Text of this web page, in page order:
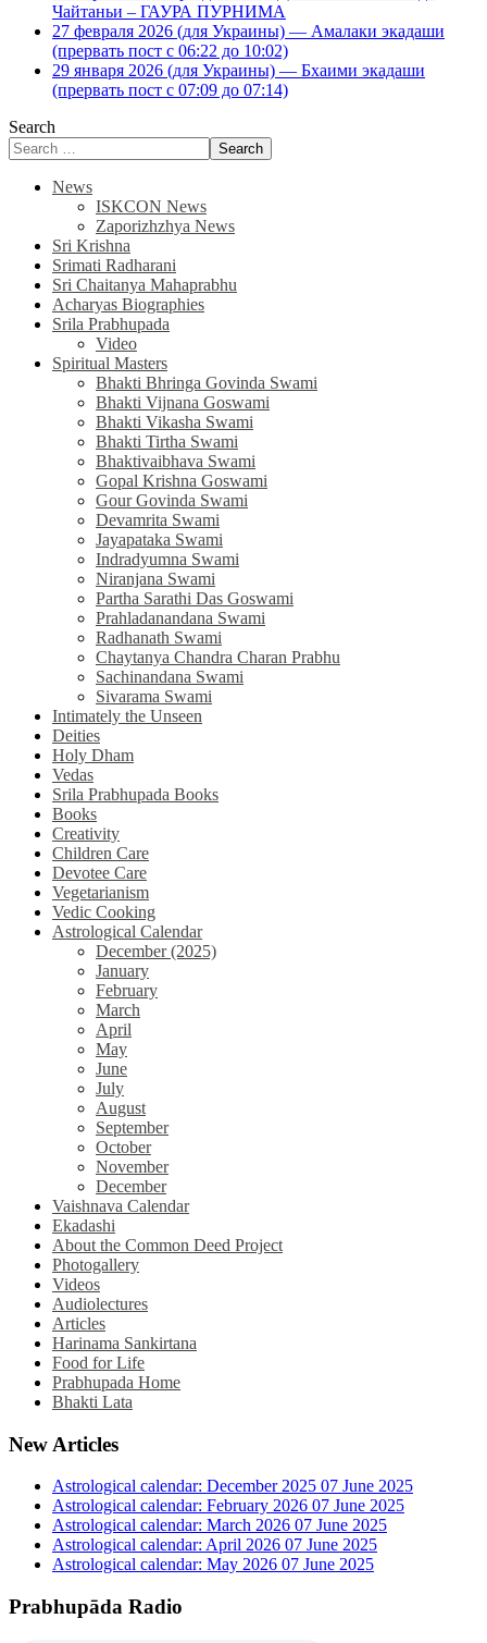
Чайтаньи – ГАУРА ПУРНИМА
27 февраля 2026 (для Украины) — Амалаки экадаши
(прервать пост с 06:22 до 10:02)
29 января 2026 (для Украины) — Бхаими экадаши
(прервать пост с 07:09 до 07:14)
Search
Search
News
ISKCON News
Zaporizhzhya News
Sri Krishna
Srimati Radharani
Sri Chaitanya Mahaprabhu
Acharyas Biographies
Srila Prabhupada
Video
Spiritual Masters
Bhakti Bhringa Govinda Swami
Bhakti Vijnana Goswami
Bhakti Vikasha Swami
Bhakti Tirtha Swami
Bhaktivaibhava Swami
Gopal Krishna Goswami
Gour Govinda Swami
Devamrita Swami
Jayapataka Swami
Indradyumna Swami
Niranjana Swami
Partha Sarathi Das Goswami
Prahladanandana Swami
Radhanath Swami
Chaytanya Chandra Charan Prabhu
Sachinandana Swami
Sivarama Swami
Intimately the Unseen
Deities
Holy Dham
Vedas
Srila Prabhupada Books
Books
Creativity
Children Care
Devotee Care
Vegetarianism
Vedic Cooking
Astrological Calendar
December (2025)
January
February
March
April
May
June
July
August
September
October
November
December
Vaishnava Calendar
Ekadashi
About the Common Deed Project
Photogallery
Videos
Audiolectures
Articles
Harinama Sankirtana
Food for Life
Prabhupada Home
Bhakti Lata
New Articles
Astrological calendar: December 2025 07 June 2025
Astrological calendar: February 2026 07 June 2025
Astrological calendar: March 2026 07 June 2025
Astrological calendar: April 2026 07 June 2025
Astrological calendar: May 2026 07 June 2025
Prabhupāda Radio